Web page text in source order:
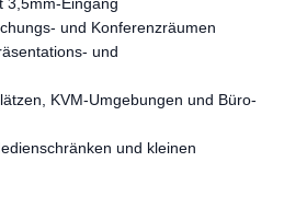
und Konferenzräumen
und
KVM-Umgebungen und Büro-
und kleinen